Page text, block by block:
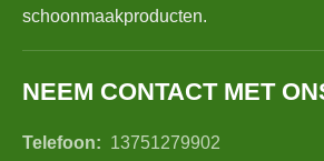
schoonmaakproducten.
NEEM CONTACT MET
Telefoon: 13751279902